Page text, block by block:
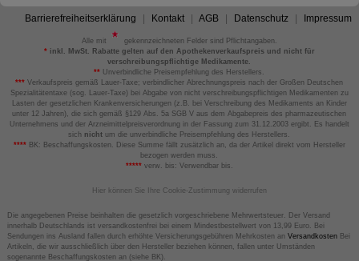
Barrierefreiheitserklärung Kontakt AGB Datenschutz Impressum
Alle mit
gekennzeichneten Felder sind Pflichtangaben.
*inkl. MwSt. Rabatte gelten auf den Apothekenverkaufspreis und nicht für
verschreibungspflichtige Medikamente.
** Unverbindliche Preisempfehlung des Herstellers.
*** Verkaufspreis gemäß Lauer-Taxe; verbindlicher Abrechnungspreis nach der Großen Deutschen
Spezialitätentaxe (sog. Lauer-Taxe) bei Abgabe von nicht verschreibungspflichtigen Medikamenten zu
Lasten der gesetzlichen Krankenversicherungen (z.B. bei Verschreibung des Medikaments an Kinder
unter 12 Jahren), die sich gemäß §129 Abs. 5a SGB V aus dem Abgabepreis des pharmazeutischen
Unternehmens und der Arzneimittelpreisverordnung in der Fassung zum 31.12.2003 ergibt. Es handelt
sich nicht um die unverbindliche Preisempfehlung des Herstellers.
****BK: Beschaffungskosten. Diese Summe fällt zusätzlich an, da der Artikel direkt vom Hersteller
bezogen werden muss.
*****verw. bis: Verwendbar bis.
Hier können Sie Ihre Cookie-Zustimmung widerrufen
Die angegebenen Preise beinhalten die gesetzlich vorgeschriebene Mehrwertsteuer. Der Versand
innerhalb Deutschlands ist versandkostenfrei bei einem Mindestbestellwert von 13,99 Euro. Bei
Sendungen ins Ausland fallen durch erhöhte Versicherungsgebühren Mehrkosten an VersandkostenBei
Artikeln, die wir ausschließlich über den Hersteller beziehen können, fallen unter Umständen
sogenannte Beschaffungskosten an (siehe BK).